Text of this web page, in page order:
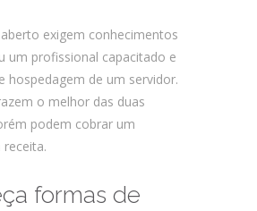
exigem conhecimentos
um profissional capacitado e
hospedagem de um servidor.
o melhor das duas
podem cobrar um
receita.
formas de